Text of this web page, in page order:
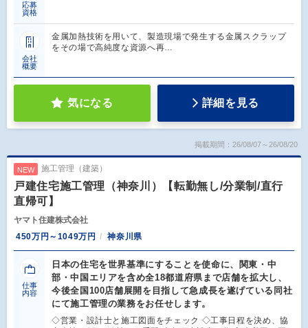
応募
資格
会社
概要
金属加熱技術を用いて、製造現場で発生する金属スクラップ
をその場で高純度な資源へ再…
気になる 詳細を見る
掲載期間：26/08/07～26/08/20
NEW 施工管理（建築）
戸建住宅施工管理（神奈川）【転勤無し/分業制/直行
直帰可】
ヤマト住建株式会社
450万円～1049万円
神奈川県
仕事
内容
日本の住宅を世界基準にすることを使命に、関東・中
部・中国エリアを含め全18都道府県まで店舗を拡大し、
今後全国100店舗展開を目指して急成長を遂げている同社
にて施工管理の業務をお任せします。
◇営業・設計士と施工図面をチェック ◇工事日程を決め、協